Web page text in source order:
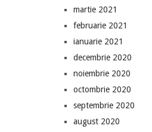
martie 2021
februarie 2021
ianuarie 2021
decembrie 2020
noiembrie 2020
octombrie 2020
septembrie 2020
august 2020